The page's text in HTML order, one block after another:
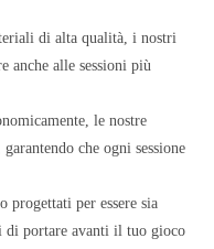
di alta qualità, i nostri
anche alle sessioni più
le nostre
che ogni sessione
progettati per essere sia
di portare avanti il tuo gioco